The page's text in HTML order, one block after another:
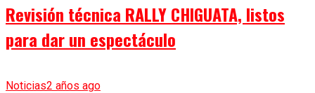
Revisión técnica RALLY CHIGUATA, listos
para dar un espectáculo
Noticias2 años ago